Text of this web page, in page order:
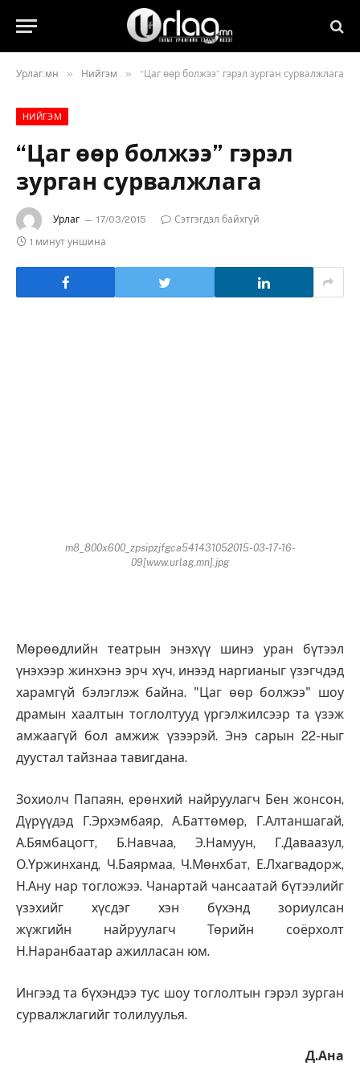
Урлаг.мн » Нийгэм » “Цаг өөр болжээ” гэрэл зурган сурвалжлага
НИЙГЭМ
“Цаг өөр болжээ” гэрэл
зурган сурвалжлага
Урлаг 17/03/2015
Сэтгэгдэл байхгүй
1 минут уншина
m8_800x600_zpsipzjfgca541431052015-03-17-16-
09[www.urlag.mn].jpg
Мөрөөдлийн театрын энэхүү шинэ уран бүтээл
үнэхээр жинхэнэ эрч хүч, инээд наргианыг үзэгчдэд
харамгүй бэлэглэж байна. "Цаг өөр болжээ" шоу
драмын хаалтын тоглолтууд үргэлжилсээр та үзэж
амжаагүй бол амжиж үзээрэй. Энэ сарын 22-ныг
дуустал тайзнаа тавигдана.
Зохиолч Папаян, ерөнхий найруулагч Бен жонсон,
Дүрүүдэд Г.Эрхэмбаяр, А.Баттөмөр, Г.Алтаншагай,
А.Бямбацогт, Б.Навчаа, Э.Намуун, Г.Даваазул,
О.Үржинханд, Ч.Баярмаа, Ч.Мөнхбат, Е.Лхагвадорж,
Н.Ану нар тогложээ. Чанартай чансаатай бүтээлийг
үзэхийг хүсдэг хэн бүхэнд зориулсан
жүжгийн найруулагч Төрийн соёрхолт
Н.Наранбаатар ажилласан юм.
Ингээд та бүхэндээ тус шоу тоглолтын гэрэл зурган
сурвалжлагийг толилуулья.
Д.Ана